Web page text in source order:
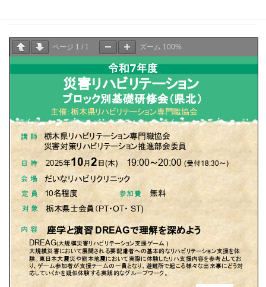
ページ 1 / 1 ズーム 100%